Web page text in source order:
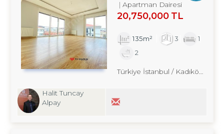
Apartman Dairesi
20,750,000 TL
135m² 3
1
2
Türkiye İstanbul / Kadıköy/
Halit Tuncay
Alpay